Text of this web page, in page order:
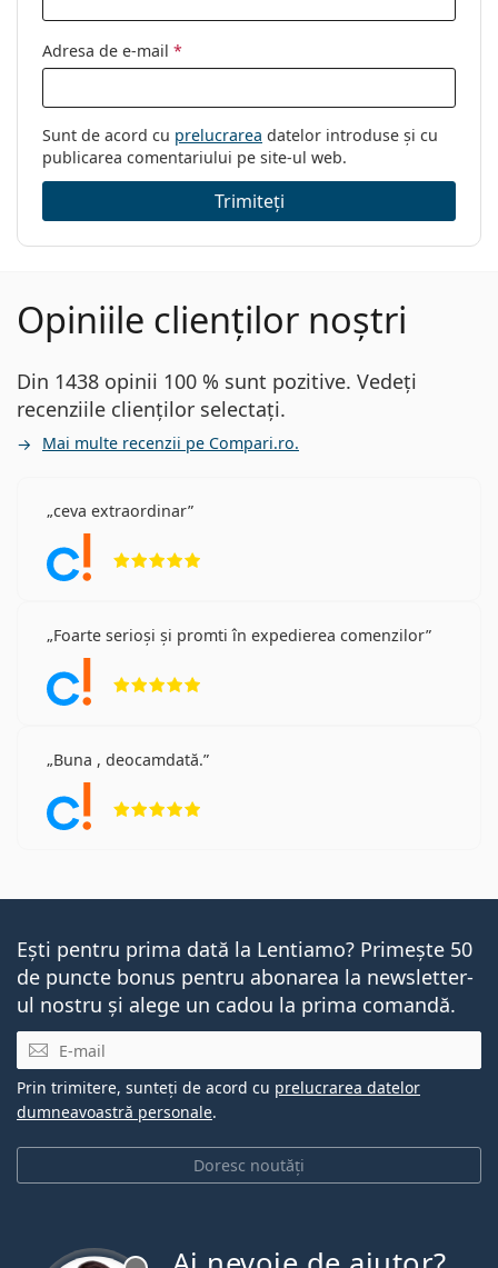
Adresa de e-mail *
Sunt de acord cu prelucrarea datelor introduse și cu
publicarea comentariului pe site-ul web.
Trimiteți
Opiniile clienților noștri
Din 1438 opinii 100 % sunt pozitive. Vedeți
recenziile clienților selectați.
Mai multe recenzii pe Compari.ro.
ceva extraordinar
Foarte serioși și promti în expedierea comenzilor
Buna , deocamdată.
Ești pentru prima dată la Lentiamo? Primește 50
de puncte bonus pentru abonarea la newsletter-
ul nostru și alege un cadou la prima comandă.
E-mail
Doresc noutăți
Prin trimitere, sunteți de acord cu prelucrarea datelor
dumneavoastră personale.